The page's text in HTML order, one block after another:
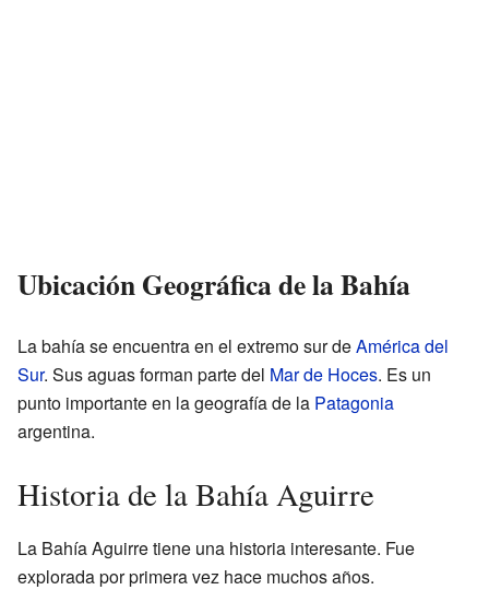
Ubicación Geográfica de la Bahía
La bahía se encuentra en el extremo sur deAmérica del
Sur. Sus aguas forman parte del Mar de Hoces. Es un
punto importante en la geografía de la Patagonia
argentina.
Historia de la Bahía Aguirre
La Bahía Aguirre tiene una historia interesante. Fue
explorada por primera vez hace muchos años.